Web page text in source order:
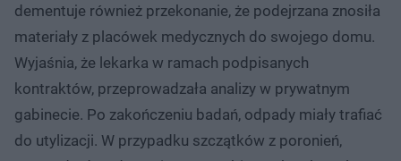
dementuje również przekonanie, że podejrzana znosiła
materiały z placówek medycznych do swojego domu.
Wyjaśnia, że lekarka w ramach podpisanych
kontraktów, przeprowadzała analizy w prywatnym
gabinecie. Po zakończeniu badań, odpady miały trafiać
do utylizacji. W przypadku szczątków z poronień,